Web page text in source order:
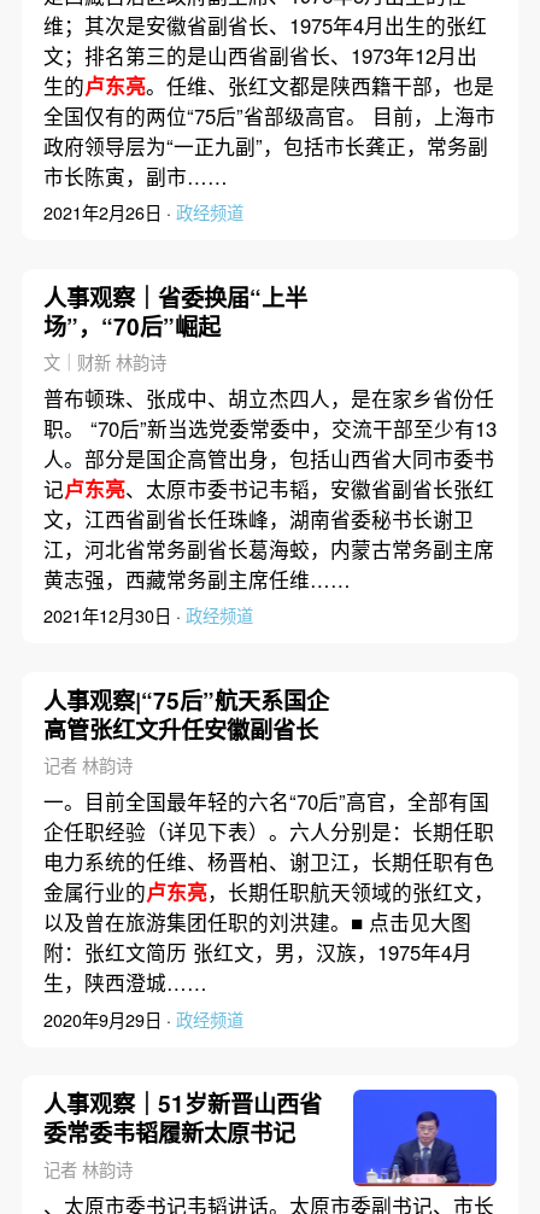
维；其次是安徽省副省长、1975年4月出生的张红
文；排名第三的是山西省副省长、1973年12月出
生的卢东亮。任维、张红文都是陕西籍干部，也是
全国仅有的两位“75后”省部级高官。 目前，上海市
政府领导层为“一正九副”，包括市长龚正，常务副
市长陈寅，副市……
2021年2月26日 · 政经频道
人事观察｜省委换届“上半
场”，“70后”崛起
文｜财新 林韵诗
普布顿珠、张成中、胡立杰四人，是在家乡省份任
职。 “70后”新当选党委常委中，交流干部至少有13
人。部分是国企高管出身，包括山西省大同市委书
记卢东亮、太原市委书记韦韬，安徽省副省长张红
文，江西省副省长任珠峰，湖南省委秘书长谢卫
江，河北省常务副省长葛海蛟，内蒙古常务副主席
黄志强，西藏常务副主席任维……
2021年12月30日 · 政经频道
人事观察|“75后”航天系国企
高管张红文升任安徽副省长
记者 林韵诗
一。目前全国最年轻的六名“70后”高官，全部有国
企任职经验（详见下表）。六人分别是：长期任职
电力系统的任维、杨晋柏、谢卫江，长期任职有色
金属行业的卢东亮，长期任职航天领域的张红文，
以及曾在旅游集团任职的刘洪建。■ 点击见大图
附：张红文简历 张红文，男，汉族，1975年4月
生，陕西澄城……
2020年9月29日 · 政经频道
人事观察｜51岁新晋山西省
委常委韦韬履新太原书记
记者 林韵诗
、太原市委书记韦韬讲话。太原市委副书记、市长